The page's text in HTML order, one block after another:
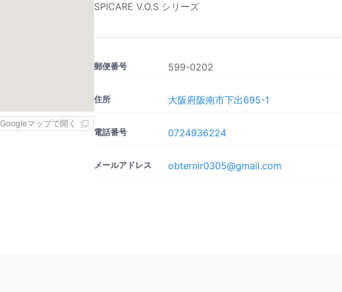
Googleマップで開く
SPICARE V.O.S シリーズ
郵便番号 599-0202
住所 大阪府阪南市下出695-1
電話番号 0724936224
メールアドレス obternir0305@gmail.com